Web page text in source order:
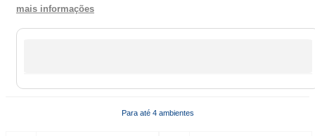
mais informações
Para até 4 ambientes